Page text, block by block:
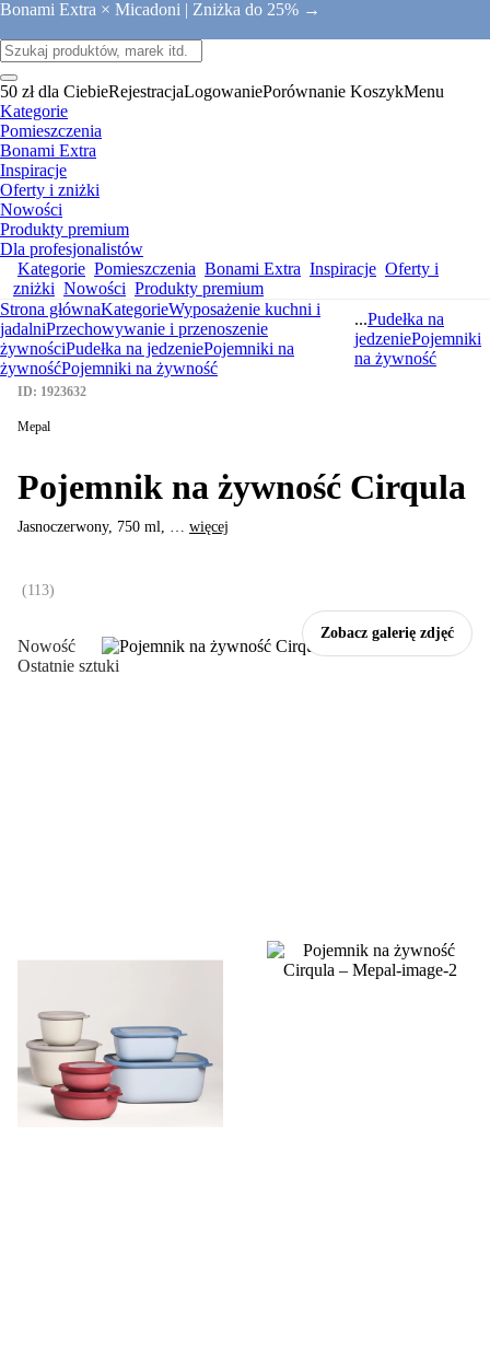
Bonami Extra × Micadoni | Zniżka do 25% →
50 zł dla CiebieRejestracjaLogowaniePorównanie KoszykMenu
Kategorie
Pomieszczenia
Bonami Extra
Inspiracje
Oferty i zniżki
Nowości
Produkty premium
Dla profesjonalistów
Kategorie Pomieszczenia Bonami Extra Inspiracje Oferty i
zniżki Nowości Produkty premium
Strona głównaKategorieWyposażenie kuchni i
jadalniPrzechowywanie i przenoszenie
żywnościPudełka na jedzeniePojemniki na
żywnośćPojemniki na żywność
...Pudełka na
jedzeniePojemniki
na żywność
Zobacz galerię zdjęć
Nowość
Ostatnie sztuki
ID: 1923632
Mepal
Pojemnik na żywność Cirqula
Jasnoczerwony, 750 ml, … więcej
(113)